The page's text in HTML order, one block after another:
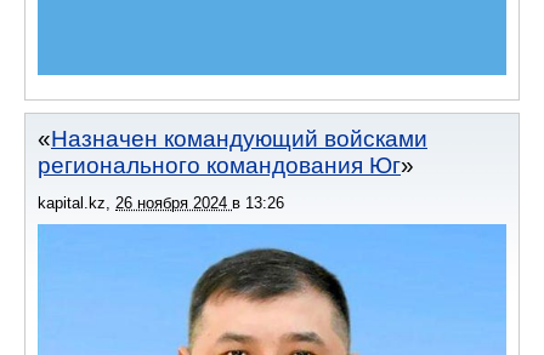
Назначен командующий войсками
регионального командования Юг
kapital.kz 26 ноября 2024 в 13:26